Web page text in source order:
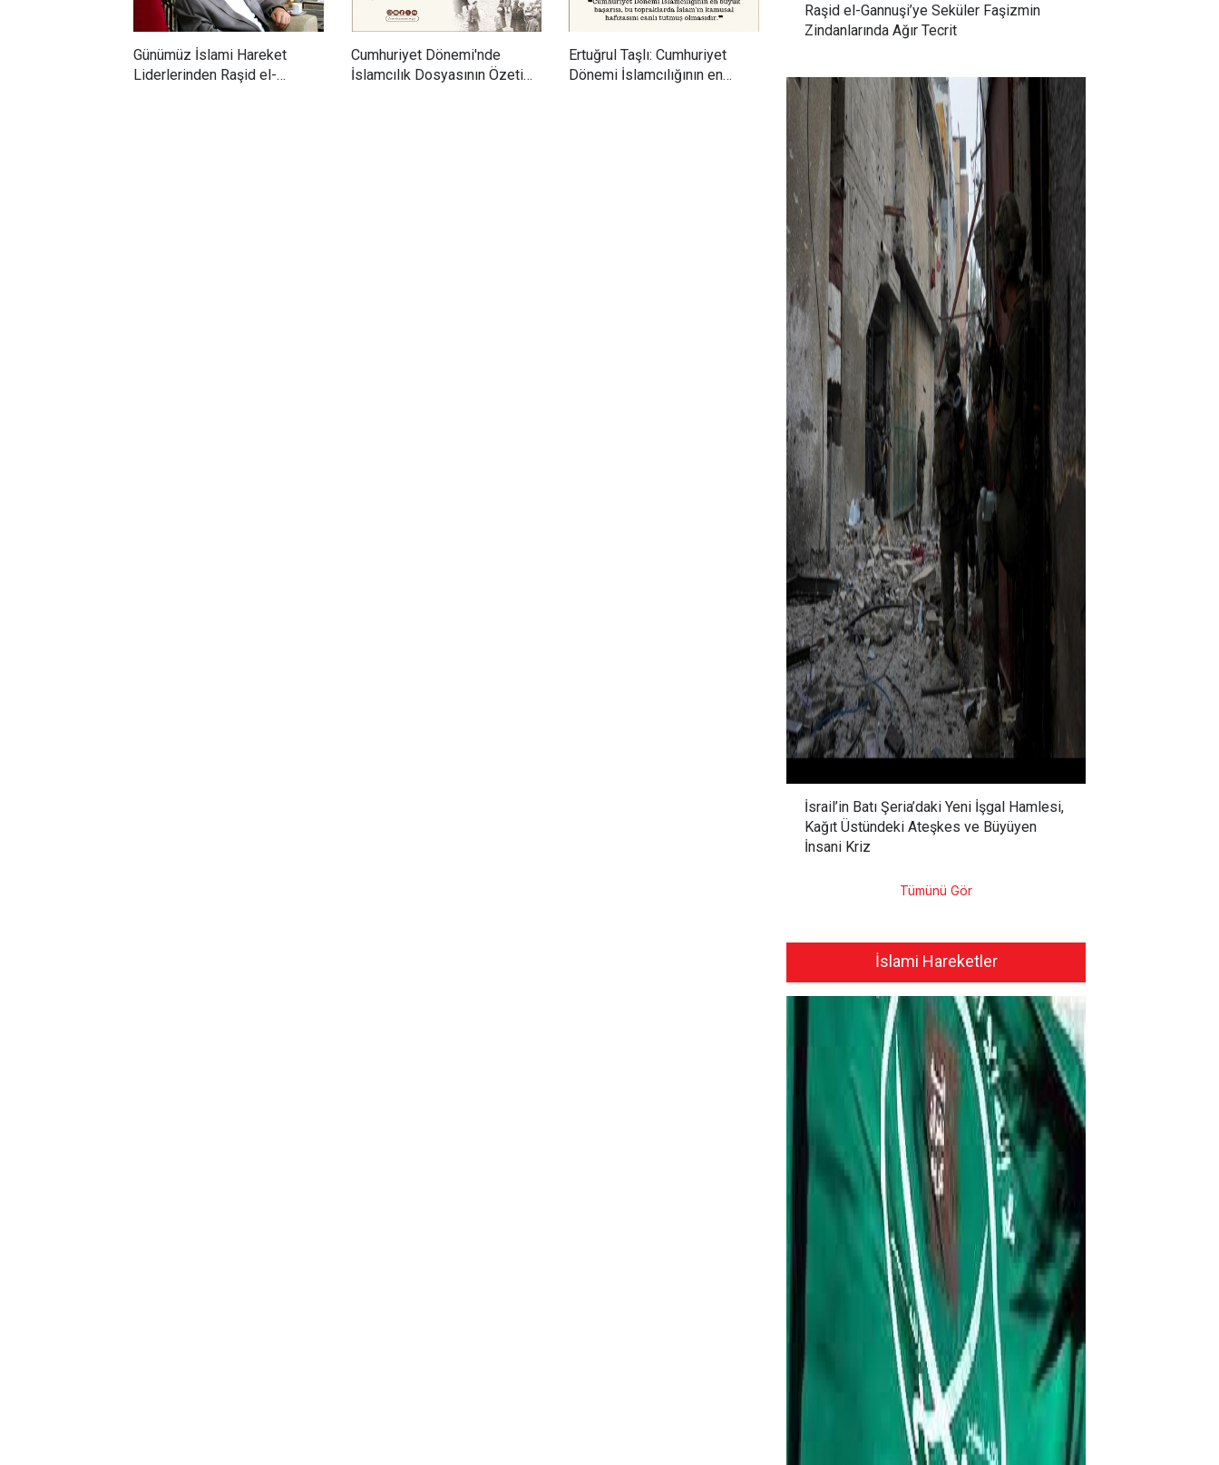
Günümüz İslami Hareket
Liderlerinden Raşid el-
Cumhuriyet Dönemi'nde
İslamcılık Dosyasının Özeti
Ertuğrul Taşlı: Cumhuriyet
Dönemi İslamcılığının en
yıllarda yoğun olarak
milliyetçilik ve ulus-devlet
kavramlarını sorgulayan
İslamcılar, Ak Parti iktidarıyla
birlikte daha devletçi,
milliyetçi ve ulus-devlet
söylemlerine sahip çıkar bir
hüviyete bürünmüştür.
İşgal Hamlesi, Kağıt
Üstündeki Ateşkes ve
Büyüyen İnsani Kriz
Raşid el-Gannuşi’ye Seküler Faşizmin
Zindanlarında Ağır Tecrit
İsrail’in Batı Şeria’daki Yeni İşgal Hamlesi,
Kağıt Üstündeki Ateşkes ve Büyüyen
İnsani Kriz
Tümünü Gör
İslami Hareketler